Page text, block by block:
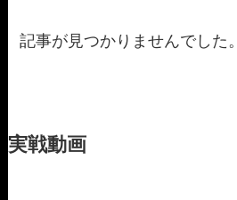
記事が見つかりませんでした。
実戦動画